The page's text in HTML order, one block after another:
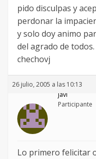
pido disculpas y
perdonar la
y solo doy animo
del agrado de todos.
chechovj
26 julio, 2005 a las 10:13
javi
Participante
Lo primero felicitar